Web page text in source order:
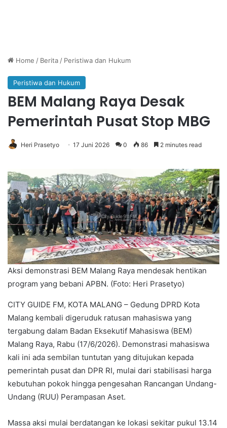
Home / Berita / Peristiwa dan Hukum
Peristiwa dan Hukum
BEM Malang Raya Desak
Pemerintah Pusat Stop MBG
Heri Prasetyo 17 Juni 2026 0 86 2 minutes read
Aksi demonstrasi BEM Malang Raya mendesak hentikan
program yang bebani APBN. (Foto: Heri Prasetyo)
CITY GUIDE FM, KOTA MALANG – Gedung DPRD Kota
Malang kembali digeruduk ratusan mahasiswa yang
tergabung dalam Badan Eksekutif Mahasiswa (BEM)
Malang Raya, Rabu (17/6/2026). Demonstrasi mahasiswa
kali ini ada sembilan tuntutan yang ditujukan kepada
pemerintah pusat dan DPR RI, mulai dari stabilisasi harga
kebutuhan pokok hingga pengesahan Rancangan Undang-
Undang (RUU) Perampasan Aset.
Massa aksi mulai berdatangan ke lokasi sekitar pukul 13.14